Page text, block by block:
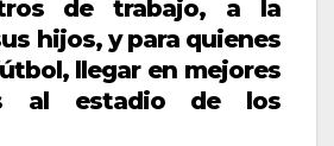
de trabajo, a la
hijos, y para quienes
llegar en mejores
al estadio de los